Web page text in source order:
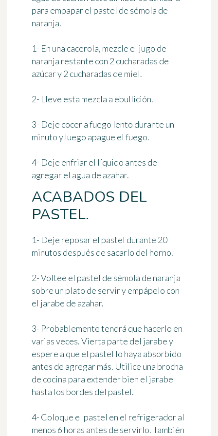
para empapar el pastel de sémola de
naranja.
1- En una cacerola, mezcle el jugo de
naranja restante con 2 cucharadas de
azúcar y 2 cucharadas de miel.
2- Lleve esta mezcla a ebullición.
3- Deje cocer a fuego lento durante un
minuto y luego apague el fuego.
4- Deje enfriar el líquido antes de
agregar el agua de azahar.
ACABADOS DEL
PASTEL.
1- Deje reposar el pastel durante 20
minutos después de sacarlo del horno.
2- Voltee el pastel de sémola de naranja
sobre un plato de servir y empápelo con
el jarabe de azahar.
3- Probablemente tendrá que hacerlo en
varias veces. Vierta parte del jarabe y
espere a que el pastel lo haya absorbido
antes de agregar más. Utilice una brocha
de cocina para extender bien el jarabe
hasta los bordes del pastel.
4- Coloque el pastel en el refrigeradoral
menos 6 horas antes de servirlo. También